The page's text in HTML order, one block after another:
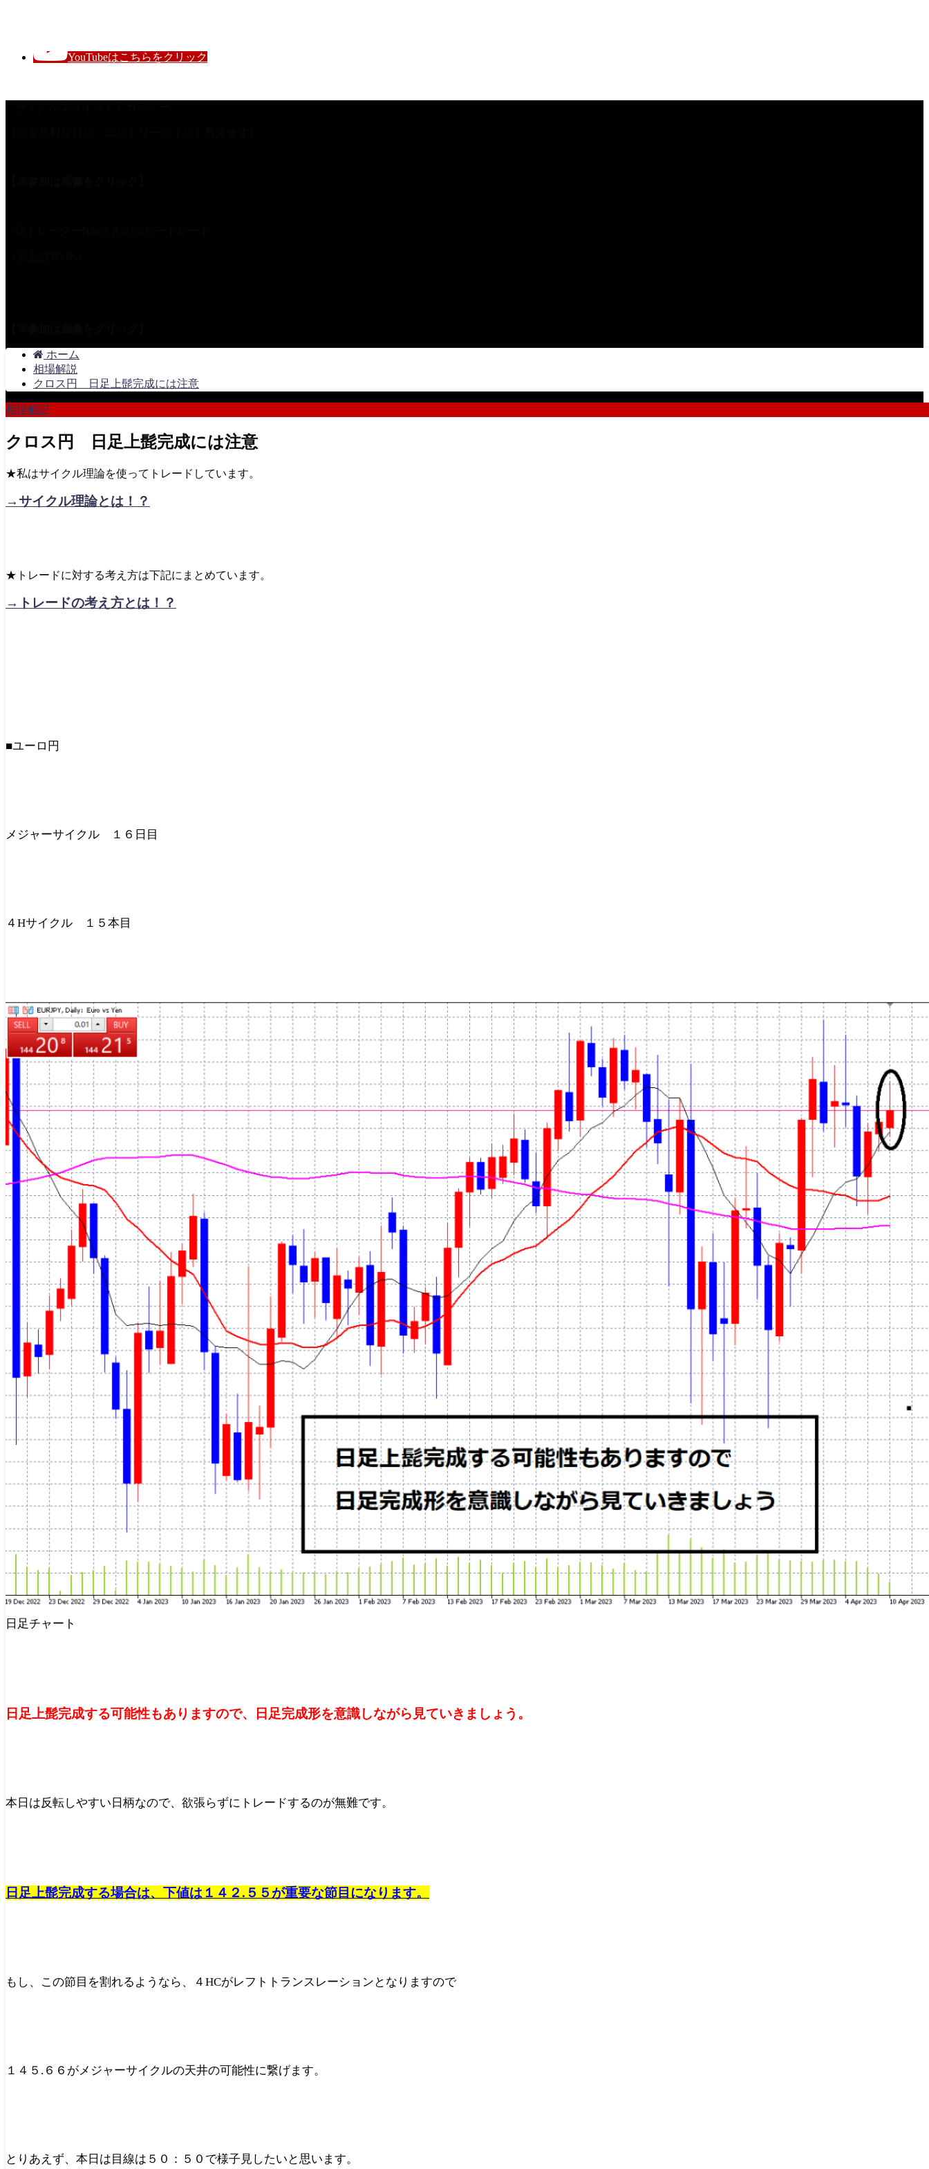
YouTubeはこちらをクリック
ホーム
相場解説
クロス円 日足上髭完成には注意
相場解説
クロス円 日足上髭完成には注意
★私はサイクル理論を使ってトレードしています。
→サイクル理論とは！？
★トレードに対する考え方は下記にまとめています。
→トレードの考え方とは！？
■ユーロ円
メジャーサイクル １６日目
４Hサイクル １５本目
日足チャート
日足上髭完成する可能性もありますので、日足完成形を意識しながら見ていきましょう。
本日は反転しやすい日柄なので、欲張らずにトレードするのが無難です。
日足上髭完成する場合は、下値は１４２.５５が重要な節目になります。
もし、この節目を割れるようなら、４HCがレフトトランスレーションとなりますので
１４５.６６がメジャーサイクルの天井の可能性に繋げます。
とりあえず、本日は目線は５０：５０で様子見したいと思います。